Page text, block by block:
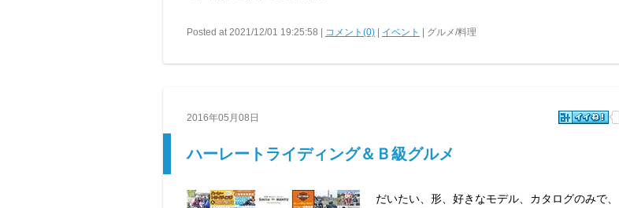
Posted at 2021/12/01 19:25:58 | コメント(0) | イベント | グルメ/料理
2016年05月08日
ハーレートライディング＆Ｂ級グルメ
だいたい、形、好きなモデル、カタログのみで、